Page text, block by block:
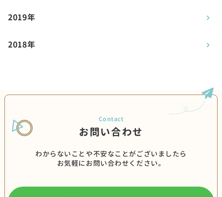
2019年
2018年
お問い合わせ
わからないことや不安なことがございましたら
お気軽にお問い合わせください。